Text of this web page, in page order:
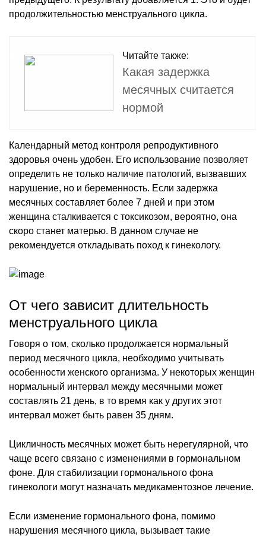
продолжительностью менструального цикла.
Читайте также:
Какая задержка
месячных считается
нормой
Календарный метод контроля репродуктивного
здоровья очень удобен. Его использование позволяет
определить не только наличие патологий, вызвавших
нарушение, но и беременность. Если задержка
месячных составляет более 7 дней и при этом
женщина сталкивается с токсикозом, вероятно, она
скоро станет матерью. В данном случае не
рекомендуется откладывать поход к гинекологу.
От чего зависит длительность
менструального цикла
Говоря о том, сколько продолжается нормальный
период месячного цикла, необходимо учитывать
особенности женского организма. У некоторых женщин
нормальный интервал между месячными может
составлять 21 день, в то время как у других этот
интервал может быть равен 35 дням.
Цикличность месячных может быть нерегулярной, что
чаще всего связано с изменениями в гормональном
фоне. Для стабилизации гормонального фона
гинекологи могут назначать медикаментозное лечение.
Если изменение гормонального фона, помимо
нарушения месячного цикла, вызывает такие